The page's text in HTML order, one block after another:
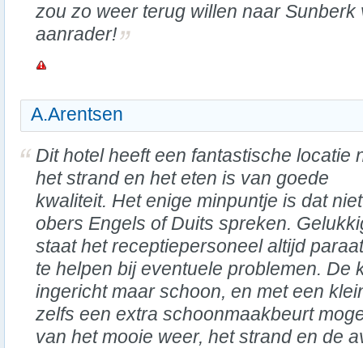
zou zo weer terug willen naar Sunberk
aanrader!
A.Arentsen
Dit hotel heeft een fantastische locatie
het strand en het eten is van goede
kwaliteit. Het enige minpuntje is dat
obers Engels of Duits spreken.
staat het receptiepersoneel altijd
te helpen bij eventuele problemen. De
ingericht maar schoon, en met een
zelfs een extra schoonmaakbeurt
van het mooie weer, het strand en de